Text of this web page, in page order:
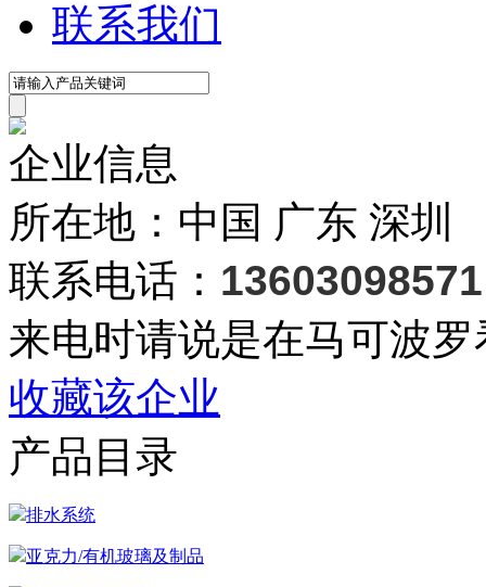
联系我们
企业信息
所在地：中国 广东 深圳
联系电话： 13603098571
来电时请说是在马可波
收藏该企业
产品目录
排水系统
亚克力/有机玻璃及制品